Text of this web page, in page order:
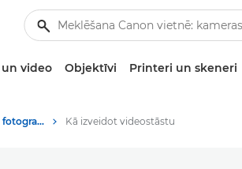
video Objektīvi Printeri un skeneri
Padomi un paņēmieni fotografēšanai un drukāšanai Kā izveidot videostāstu